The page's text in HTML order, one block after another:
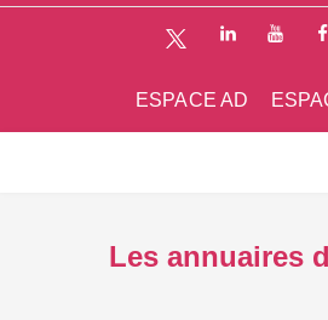
ESPACE AD
Les annuaires